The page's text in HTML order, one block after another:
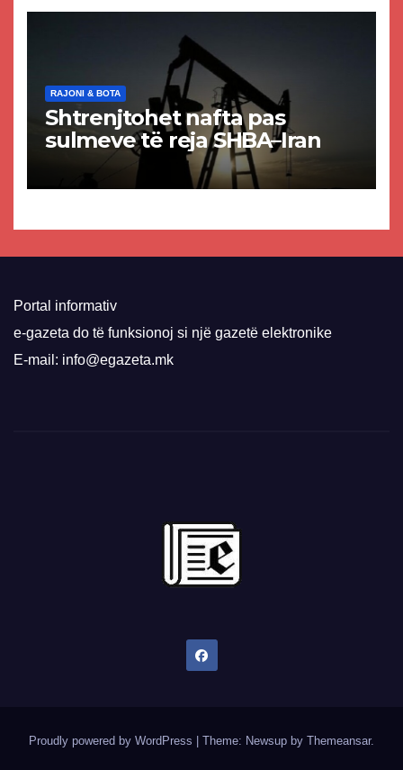
RAJONI & BOTA
Shtrenjtohet nafta pas
sulmeve të reja SHBA–Iran
Portal informativ
e-gazeta do të funksionoj si një gazetë elektronike
E-mail: info@egazeta.mk
Proudly powered by WordPress Theme: Newsup by Themeansar.